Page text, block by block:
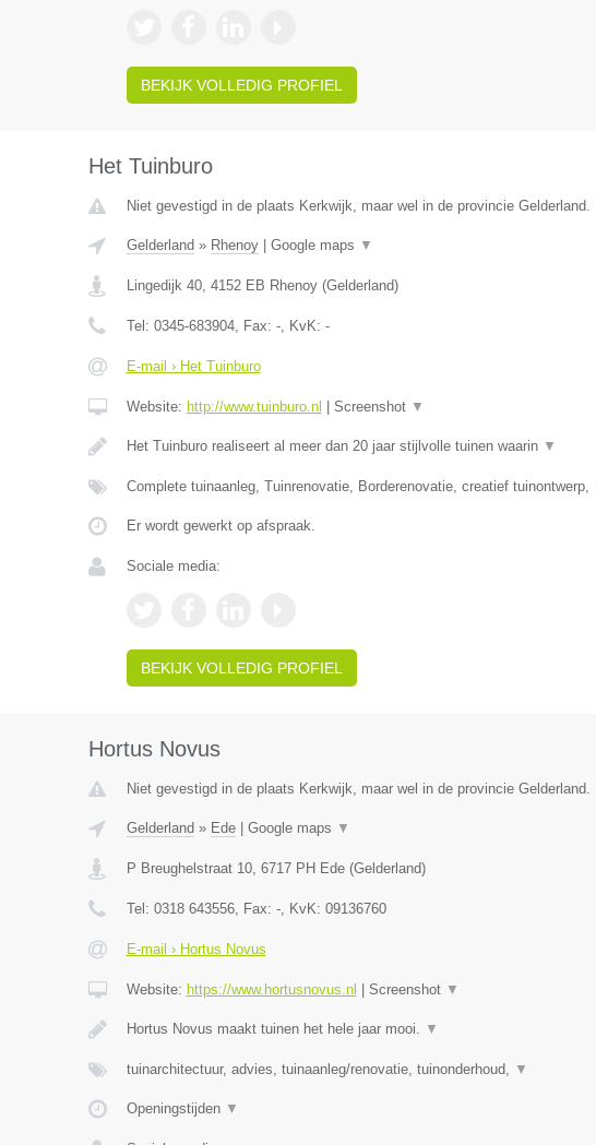
BEKIJK VOLLEDIG PROFIEL
Het Tuinburo
Niet gevestigd in de plaats Kerkwijk, maar wel in de provincie Gelderland.
Gelderland » Rhenoy| Google maps ▼
Lingedijk 40, 4152 EB Rhenoy(Gelderland)
Tel: 0345-683904, Fax: -, KvK: -
E-mail › Het Tuinburo
Website: http://www.tuinburo.nl Screenshot ▼
Het Tuinburo realiseert al meer dan 20 jaar stijlvolle tuinen waarin ▼
Complete tuinaanleg, Tuinrenovatie, Borderenovatie, creatief tuinontwerp,
Er wordt gewerkt op afspraak.
Sociale media:
BEKIJK VOLLEDIG PROFIEL
Hortus Novus
Niet gevestigd in de plaats Kerkwijk, maar wel in de provincie Gelderland.
Gelderland » Ede| Google maps ▼
P Breughelstraat 10, 6717 PH Ede(Gelderland)
Tel: 0318 643556, Fax: -, KvK: 09136760
E-mail › Hortus Novus
Website: https://www.hortusnovus.nl Screenshot ▼
Hortus Novus maakt tuinen het hele jaar mooi. ▼
tuinarchitectuur, advies, tuinaanleg/renovatie, tuinonderhoud, ▼
Openingstijden ▼